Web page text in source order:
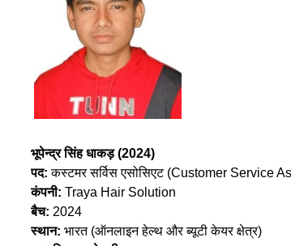
भूपेन्द्र सिंह धाकड़ (2024)
पद: कस्टमर सर्विस एसोसिएट (Customer Service
कंपनी: Traya Hair Solution
बैच: 2024
स्थान: भारत (ऑनलाइन हेल्थ और ब्यूटी केयर क्षेत्र)